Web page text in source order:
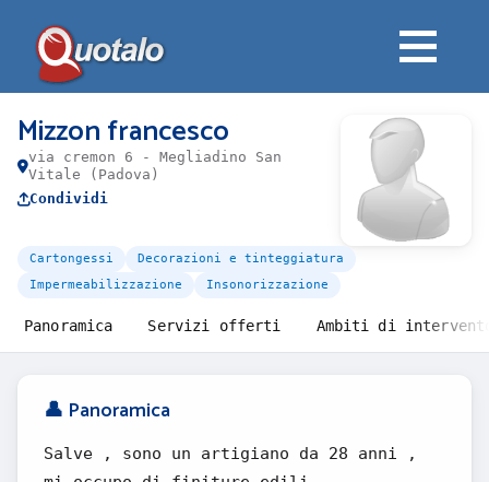
Mizzon francesco
via cremon 6 - Megliadino San
Vitale (Padova)
Condividi
Cartongessi
Decorazioni e tinteggiatura
Impermeabilizzazione
Insonorizzazione
Panoramica Servizi offerti Ambiti di
👤 Panoramica
Salve , sono un artigiano da 28 anni ,